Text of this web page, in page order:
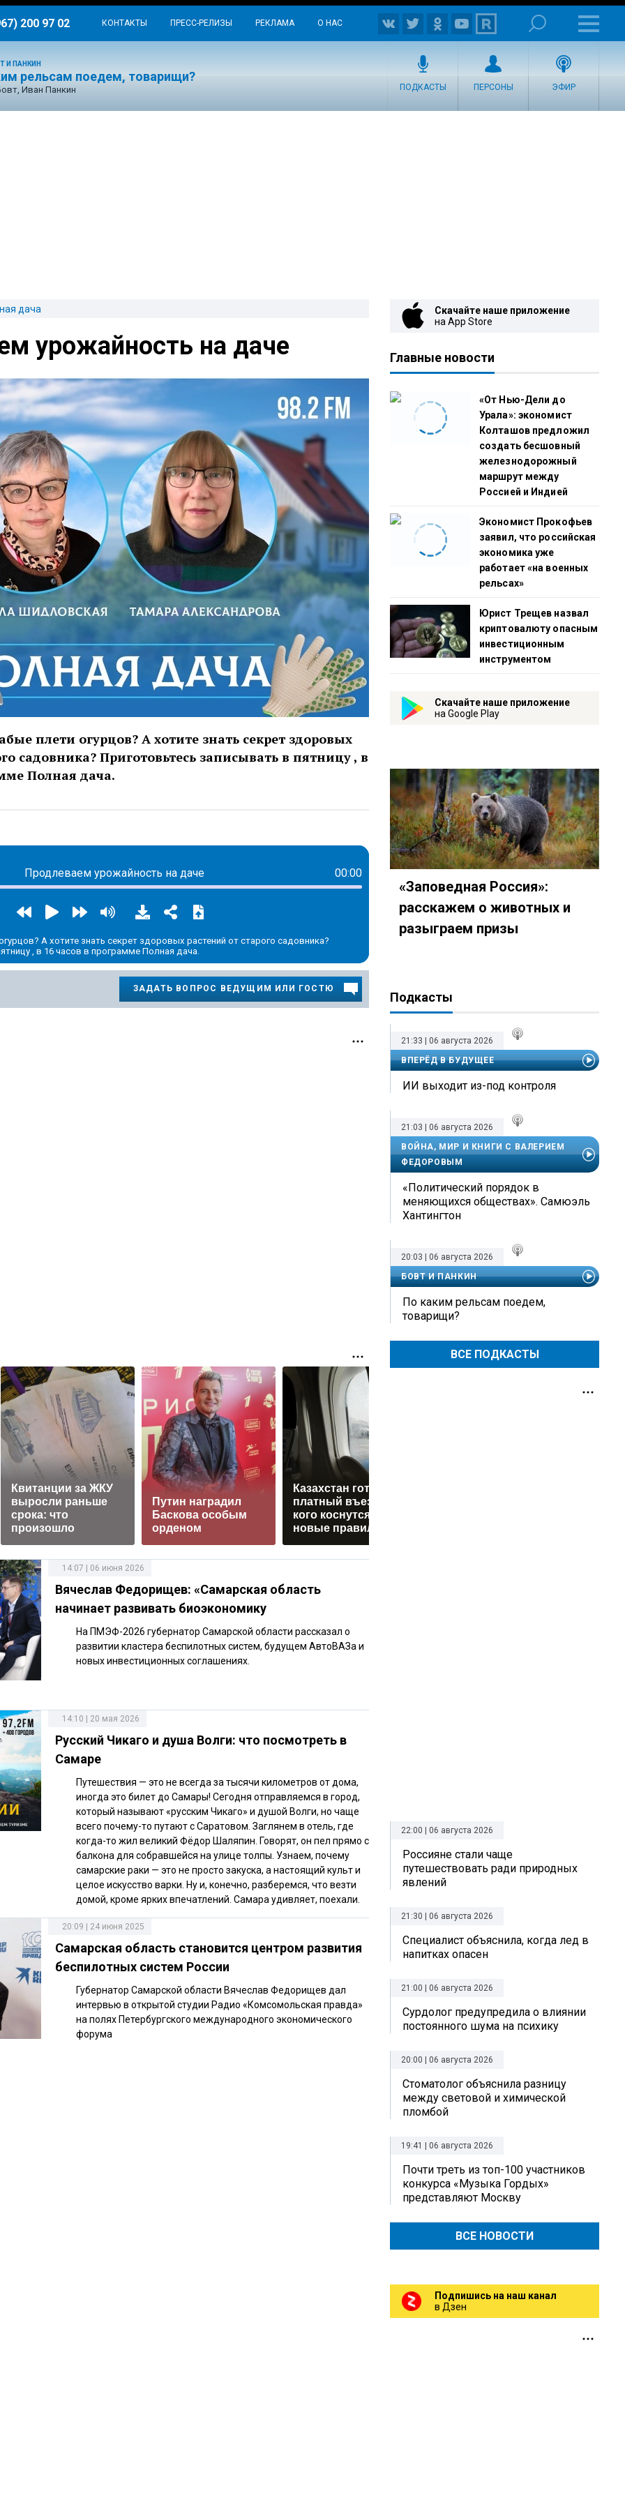
200 97 02 КОНТАКТЫ ПРЕСС-РЕЛИЗЫ РЕКЛАМА О НАС
И ПАНКИН
рельсам поедем, товарищи?
Иван Панкин ПОДКАСТЫ ПЕРСОНЫ ЭФИР
дача
урожайность на даче
плети огурцов? А хотите знать секрет здоровых
садовника? Приготовьтесь записывать в пятницу , в
Полная дача.
Продлеваем урожайность на даче 00:00
А хотите знать секрет здоровых растений от старого садовника?
, в 16 часов в программе Полная дача.
ЗАДАТЬ ВОПРОС ВЕДУЩИМ ИЛИ ГОСТЮ
Квитанции за ЖКУ
выросли раньше
срока: что
произошло
Путин наградил
Баскова особым
орденом
Казахстан готовит
платный въезд:
кого коснутся
новые правила
14:07 | 06 июня 2026
Вячеслав Федорищев: «Самарская область
начинает развивать биоэкономику
На ПМЭФ-2026 губернатор Самарской области рассказал о
развитии кластера беспилотных систем, будущем АвтоВАЗа и
новых инвестиционных соглашениях.
14:10 | 20 мая 2026
Русский Чикаго и душа Волги: что посмотреть в
Самаре
Путешествия — это не всегда за тысячи километров от дома,
иногда это билет до Самары! Сегодня отправляемся в город,
который называют «русским Чикаго» и душой Волги, но чаще
всего почему-то путают с Саратовом. Заглянем в отель, где
когда-то жил великий Фёдор Шаляпин. Говорят, он пел прямо с
балкона для собравшейся на улице толпы. Узнаем, почему
самарские раки — это не просто закуска, а настоящий культ и
целое искусство варки. Ну и, конечно, разберемся, что везти
домой, кроме ярких впечатлений. Самара удивляет, поехали.
20:09 | 24 июня 2025
Самарская область становится центром развития
беспилотных систем России
Губернатор Самарской области Вячеслав Федорищев дал
интервью в открытой студии Радио «Комсомольская правда»
на полях Петербургского международного экономического
форума
Скачайте наше приложение
на App Store
Главные новости
«От Нью-Дели до
Урала»: экономист
Колташов предложил
создать бесшовный
железнодорожный
маршрут между
Россией и Индией
Экономист Прокофьев
заявил, что российская
экономика уже
работает «на военных
рельсах»
Юрист Трещев назвал
криптовалюту опасным
инвестиционным
инструментом
Скачайте наше приложение
на Google Play
«Заповедная Россия»:
расскажем о животных и
разыграем призы
Подкасты
21:33 | 06 августа 2026
ВПЕРЁД В БУДУЩЕЕ
ИИ выходит из-под контроля
21:03 | 06 августа 2026
ВОЙНА, МИР И КНИГИ С ВАЛЕРИЕМ
ФЕДОРОВЫМ
«Политический порядок в
меняющихся обществах». Самюэль
Хантингтон
20:03 | 06 августа 2026
БОВТ И ПАНКИН
По каким рельсам поедем,
товарищи?
ВСЕ ПОДКАСТЫ
22:00 | 06 августа 2026
Россияне стали чаще
путешествовать ради природных
явлений
21:30 | 06 августа 2026
Специалист объяснила, когда лед в
напитках опасен
21:00 | 06 августа 2026
Сурдолог предупредила о влиянии
постоянного шума на психику
20:00 | 06 августа 2026
Стоматолог объяснила разницу
между световой и химической
пломбой
19:41 | 06 августа 2026
Почти треть из топ-100 участников
конкурса «Музыка Гордых»
представляют Москву
ВСЕ НОВОСТИ
Подпишись на наш канал
в Дзен